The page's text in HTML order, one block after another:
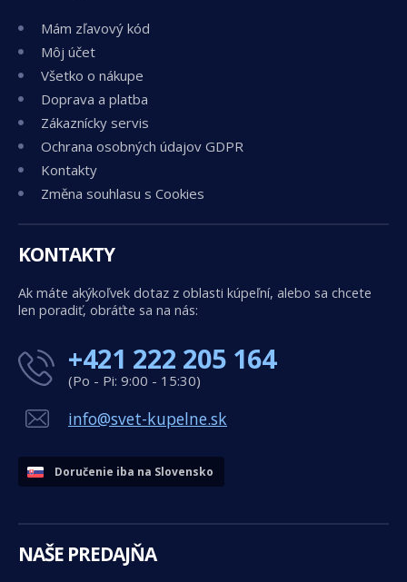
Mám zľavový kód
Môj účet
Všetko o nákupe
Doprava a platba
Zákaznícky servis
Ochrana osobných údajov GDPR
Kontakty
Změna souhlasu s Cookies
KONTAKTY
Ak máte akýkoľvek dotaz z oblasti kúpeľní, alebo sa chcete
len poradiť, obráťte sa na nás:
+421 222 205 164
(Po - Pi: 9:00 - 15:30)
info@svet-kupelne.sk
Doručenie iba na Slovensko
NAŠE PREDAJŇA